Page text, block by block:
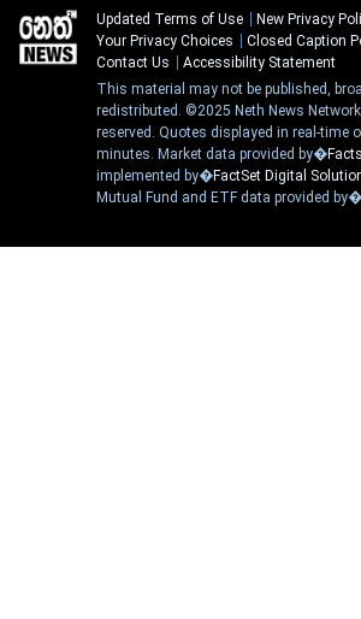
Updated Terms of Use
New Privacy
Your Privacy Choices
Closed Caption
Contact Us
Accessibility Statement
This material may not be published,
redistributed. ©2025 Neth News
reserved. Quotes displayed in real-time
minutes. Market data provided by�
implemented by�FactSet Digital
Mutual Fund and ETF data provided by�